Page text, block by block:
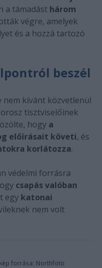
a támadást három
végre, amelyek
és a hozzá tartozó
beszél
nem kívánt közvetlenül
tisztviselőinek
hogy a
előírásait követi, és
korlátozza.
védelmi forrásra
csapás valóban
egy katonai
nem volt
forrása: Northfoto